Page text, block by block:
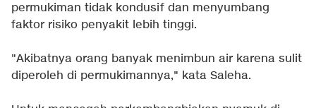
permukiman tidak kondusif dan menyumbang
faktor risiko penyakit lebih tinggi.
"Akibatnya orang banyak menimbun air karena sulit
diperoleh di permukimannya," kata Saleha.